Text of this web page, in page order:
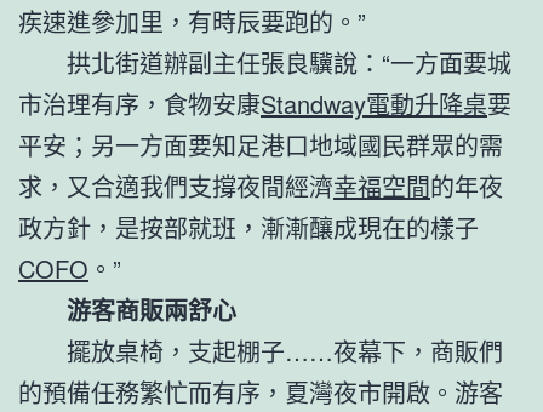
疾速進參加里，有時辰要跑的。”
拱北街道辦副主任張良驥說：“一方面要城
市治理有序，食物安康Standway電動升降桌要
平安；另一方面要知足港口地域國民群眾的需
求，又合適我們支撐夜間經濟幸福空間的年夜
政方針，是按部就班，漸漸釀成現在的樣子
COFO 。”
游客商販兩舒心
擺放桌椅，支起棚子……夜幕下，商販們
的預備任務繁忙而有序，夏灣夜市開啟。游客